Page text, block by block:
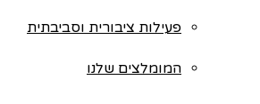
פעילות ציבורית וסביבתית
המומלצים שלנו